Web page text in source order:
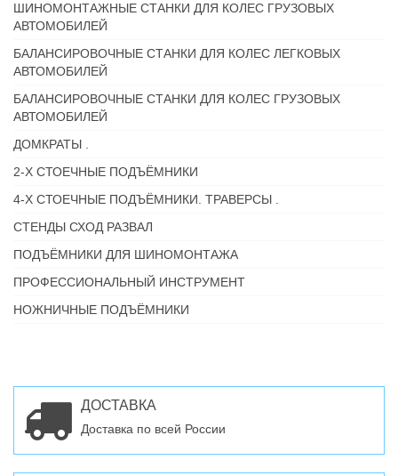
ШИНОМОНТАЖНЫЕ СТАНКИ ДЛЯ КОЛЕС ГРУЗОВЫХ
АВТОМОБИЛЕЙ
БАЛАНСИРОВОЧНЫЕ СТАНКИ ДЛЯ КОЛЕС ЛЕГКОВЫХ
АВТОМОБИЛЕЙ
БАЛАНСИРОВОЧНЫЕ СТАНКИ ДЛЯ КОЛЕС ГРУЗОВЫХ
АВТОМОБИЛЕЙ
ДОМКРАТЫ .
2-Х СТОЕЧНЫЕ ПОДЪЁМНИКИ
4-Х СТОЕЧНЫЕ ПОДЪЁМНИКИ. ТРАВЕРСЫ .
СТЕНДЫ СХОД РАЗВАЛ
ПОДЪЁМНИКИ ДЛЯ ШИНОМОНТАЖА
ПРОФЕССИОНАЛЬНЫЙ ИНСТРУМЕНТ
НОЖНИЧНЫЕ ПОДЪЁМНИКИ
ДОСТАВКА
Доставка по всей России